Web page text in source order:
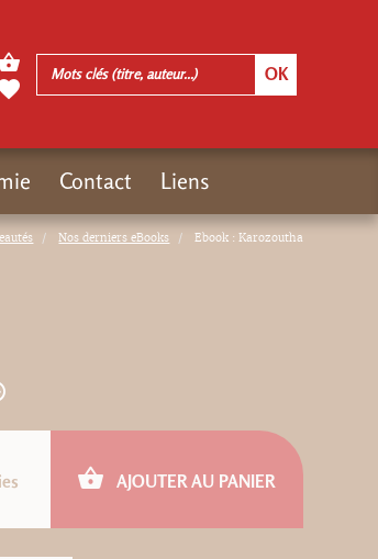
Nos derniers eBooks Ebook : Karozoutha
AJOUTER AU PANIER
Contact Liens